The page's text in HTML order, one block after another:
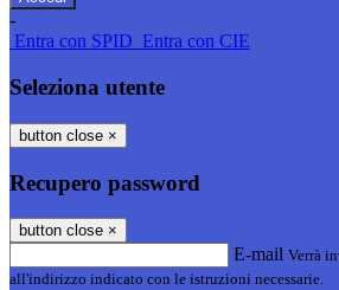
-
Entra con SPID Entra con CIE
Seleziona utente
button close ×
Recupero password
button close ×
E-mail Verrà
all'indirizzo indicato con le istruzioni necessarie.